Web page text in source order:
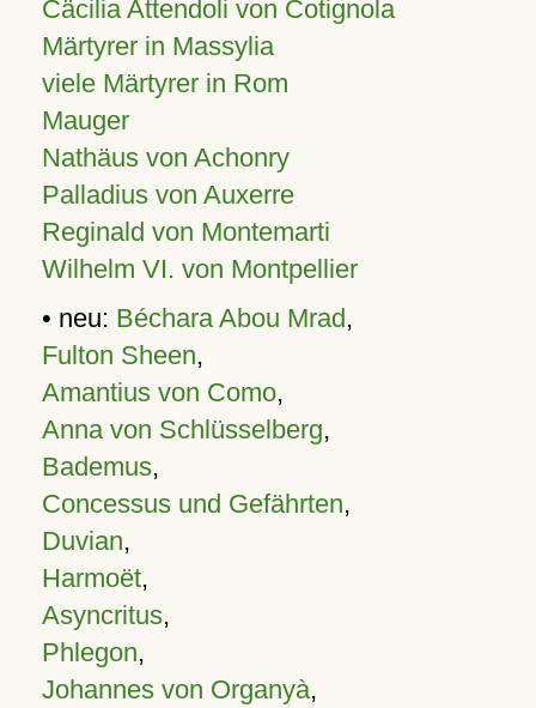
Cäcilia Attendoli von Cotignola
Märtyrer in Massylia
viele Märtyrer in Rom
Mauger
Nathäus von Achonry
Palladius von Auxerre
Reginald von Montemarti
Wilhelm VI. von Montpellier
• neu: Béchara Abou Mrad,
Fulton Sheen,
Amantius von Como,
Anna von Schlüsselberg,
Bademus,
Concessus und Gefährten,
Duvian,
Harmoët,
Asyncritus,
Phlegon,
Johannes von Organyà,